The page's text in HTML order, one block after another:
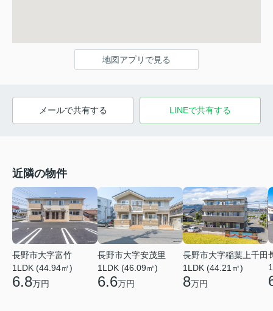
地図アプリで見る
メールで共有する LINEで共有する
近隣の物件
長野市大字富竹
1LDK (44.94㎡)
6.8万円
長野市大字安茂里
1LDK (46.09㎡)
6.6万円
長野市大字稲葉上千田
1LDK (44.21㎡)
8万円